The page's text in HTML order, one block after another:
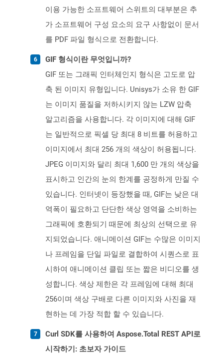
이용 가능한 소프트웨어 스위트의 대부분은 추
가 소프트웨어 구성 요소의 요구 사항없이 문서
를 PDF 파일 형식으로 전환합니다.
GIF 형식이란 무엇입니까?
GIF 또는 그래픽 인터체인지 형식은 고도로 압
축 된 이미지 유형입니다. Unisys가 소유 한 GIF
는 이미지 품질을 저하시키지 않는 LZW 압축
알고리즘을 사용합니다. 각 이미지에 대해 GIF
는 일반적으로 픽셀 당 최대 8 비트를 허용하고
이미지에서 최대 256 개의 색상이 허용됩니다.
JPEG 이미지와 달리 최대 1,600 만 개의 색상을
표시하고 인간의 눈의 한계를 공정하게 만질 수
있습니다. 인터넷이 등장했을 때, GIF는 낮은 대
역폭이 필요하고 단단한 색상 영역을 소비하는
그래픽에 호환되기 때문에 최상의 선택으로 유
지되었습니다. 애니메이션 GIF는 수많은 이미지
나 프레임을 단일 파일로 결합하여 시퀀스로 표
시하여 애니메이션 클립 또는 짧은 비디오를 생
성합니다. 색상 제한은 각 프레임에 대해 최대
256이며 색상 구배로 다른 이미지와 사진을 재
현하는 데 가장 적합 할 수 있습니다.
Curl SDK를 사용하여 Aspose.Total REST API로
시작하기: 초보자 가이드